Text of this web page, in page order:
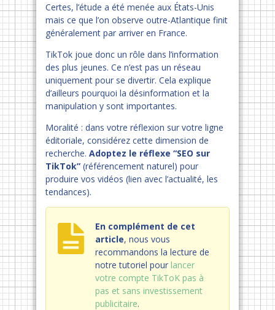
Certes, l’étude a été menée aux États-Unis
mais ce que l’on observe outre-Atlantique finit
généralement par arriver en France.
TikTok joue donc un rôle dans l’information
des plus jeunes. Ce n’est pas un réseau
uniquement pour se divertir. Cela explique
d’ailleurs pourquoi la désinformation et la
manipulation y sont importantes.
Moralité : dans votre réflexion sur votre ligne
éditoriale, considérez cette dimension de
recherche. Adoptez le réflexe “SEO sur
TikTok” (référencement naturel) pour
produire vos vidéos (lien avec l’actualité, les
tendances).
En complément de cet
article, nous vous
recommandons la lecture de
notre tutoriel pour lancer
votre compte TikToK pas à
pas et sans investissement
publicitaire.